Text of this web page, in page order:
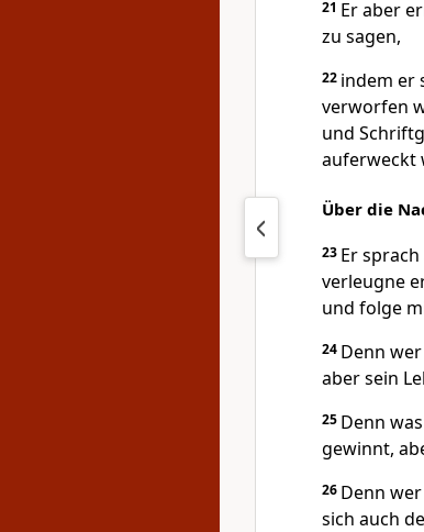
21 Er aber
zu sagen,
22 indem er
verworfen
und
auferweckt
Über die
23 Er
verleugne
und folge
24 Denn
aber sein
25 Denn
gewinnt,
26 Denn
sich auch